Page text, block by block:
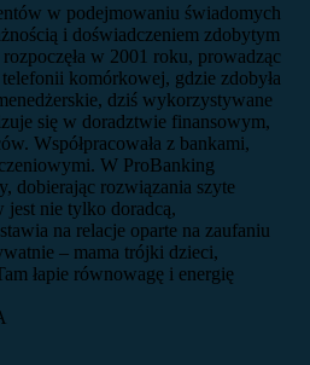
w podejmowaniu świadomych
i doświadczeniem zdobytym
w 2001 roku, prowadząc
komórkowej, gdzie zdobyła
dziś wykorzystywane
się w doradztwie finansowym,
Współpracowała z bankami,
W ProBanking
dobierając rozwiązania szyte
nie tylko doradcą,
na relacje oparte na zaufaniu
– mama trójki dzieci,
łapie równowagę i energię